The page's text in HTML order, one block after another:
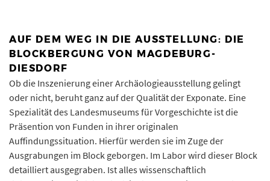
AUF DEM WEG IN DIE AUSSTELLUNG: DIE
BLOCKBERGUNG VON MAGDEBURG-
DIESDORF
Ob die Inszenierung einer Archäologieausstellung gelingt
oder nicht, beruht ganz auf der Qualität der Exponate. Eine
Spezialität des Landesmuseums für Vorgeschichte ist die
Präsention von Funden in ihrer originalen
Auffindungssituation. Hierfür werden sie im Zuge der
Ausgrabungen im Block geborgen. Im Labor wird dieser Block
detailliert ausgegraben. Ist alles wissenschaftlich